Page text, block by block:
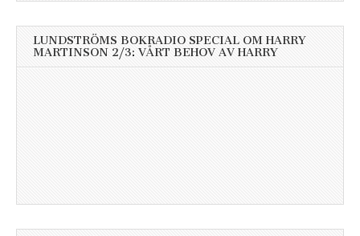
LUNDSTRÖMS BOKRADIO SPECIAL OM HARRY
MARTINSON 2/3: VÅRT BEHOV AV HARRY